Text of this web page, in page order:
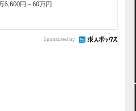
6,600円～60万円
Sponsored by